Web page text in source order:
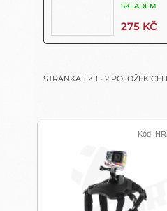
(FETCH
DOG
TMC
SKLADEM
275 KČ
STRÁNKA 1 Z 1 - 2 POLOŽEK
V
Kód: